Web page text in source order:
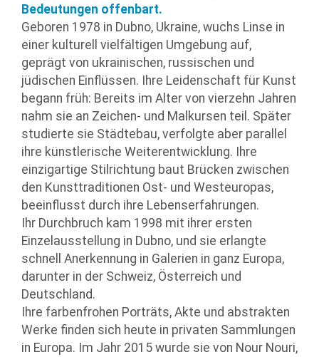
Bedeutungen offenbart.
Geboren 1978 in Dubno, Ukraine, wuchs Linse in
einer kulturell vielfältigen Umgebung auf,
geprägt von ukrainischen, russischen und
jüdischen Einflüssen. Ihre Leidenschaft für Kunst
begann früh: Bereits im Alter von vierzehn Jahren
nahm sie an Zeichen- und Malkursen teil. Später
studierte sie Städtebau, verfolgte aber parallel
ihre künstlerische Weiterentwicklung. Ihre
einzigartige Stilrichtung baut Brücken zwischen
den Kunsttraditionen Ost- und Westeuropas,
beeinflusst durch ihre Lebenserfahrungen.
Ihr Durchbruch kam 1998 mit ihrer ersten
Einzelausstellung in Dubno, und sie erlangte
schnell Anerkennung in Galerien in ganz Europa,
darunter in der Schweiz, Österreich und
Deutschland.
Ihre farbenfrohen Porträts, Akte und abstrakten
Werke finden sich heute in privaten Sammlungen
in Europa. Im Jahr 2015 wurde sie von Nour Nouri,